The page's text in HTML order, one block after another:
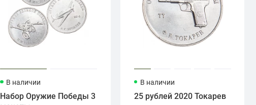
В наличии
Набор Оружие Победы 3
В наличии
25 рублей 2020 Токарев